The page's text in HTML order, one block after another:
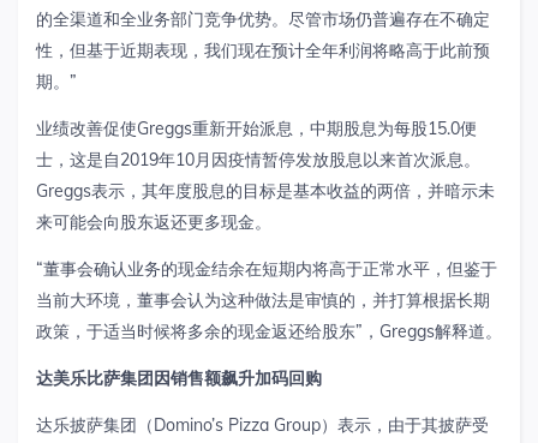
的全渠道和全业务部门竞争优势。尽管市场仍普遍存在不确定
性，但基于近期表现，我们现在预计全年利润将略高于此前预
期。”
业绩改善促使Greggs重新开始派息，中期股息为每股15.0便
士，这是自2019年10月因疫情暂停发放股息以来首次派息。
Greggs表示，其年度股息的目标是基本收益的两倍，并暗示未
来可能会向股东返还更多现金。
“董事会确认业务的现金结余在短期内将高于正常水平，但鉴于
当前大环境，董事会认为这种做法是审慎的，并打算根据长期
政策，于适当时候将多余的现金返还给股东”，Greggs解释道。
达美乐比萨集团因销售额飙升加码回购
达乐披萨集团（Domino’s Pizza Group）表示，由于其披萨受